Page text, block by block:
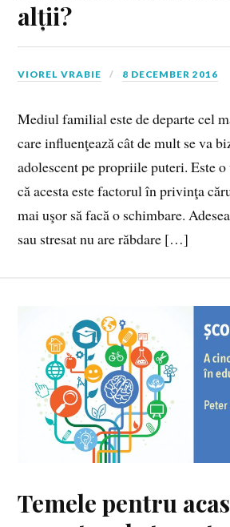
alții?
VIOREL VRABIE 8 DECEMBER 2016
Mediul familial este de departe cel
care influenţează cât de mult se va
adolescent pe propriile puteri. Este o
că acesta este factorul în privinţa
mai uşor să facă o schimbare.
sau stresat nu are răbdare […]
Temele pentru